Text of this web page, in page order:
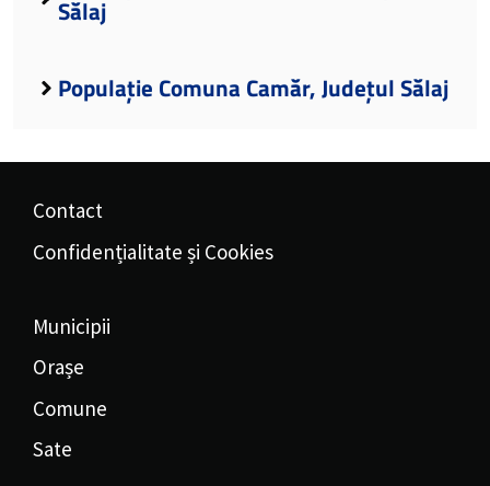
Sălaj
Populație Comuna Camăr, Județul Sălaj
Contact
Confidențialitate și Cookies
Municipii
Orașe
Comune
Sate